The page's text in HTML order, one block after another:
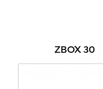
ZBOX 30